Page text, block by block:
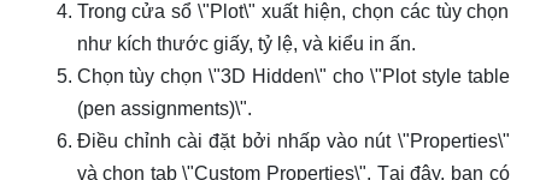
Trong cửa sổ \"Plot\" xuất hiện, chọn các tùy chọn
như kích thước giấy, tỷ lệ, và kiểu in ấn.
Chọn tùy chọn \"3D Hidden\" cho \"Plot style table
(pen assignments)\".
Điều chỉnh cài đặt bởi nhấp vào nút \"Properties\"
và chọn tab \"Custom Properties\". Tại đây, bạn có